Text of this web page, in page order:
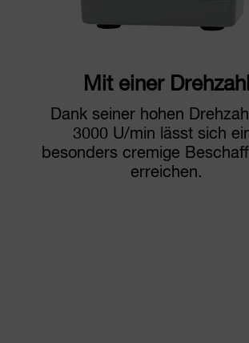
Mit einer Drehzahl
Dank seiner hohen
3000 U/min lässt sich
besonders cremige
erreichen.